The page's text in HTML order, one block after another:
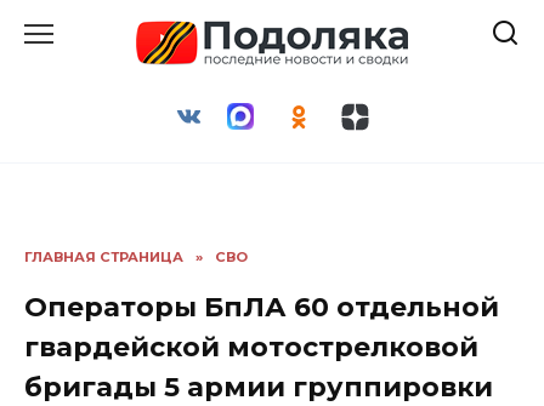
ГЛАВНАЯ СТРАНИЦА » СВО
Операторы БпЛА 60 отдельной
гвардейской мотострелковой
бригады 5 армии группировки